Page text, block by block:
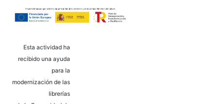
Esta actividad ha
recibido una ayuda
para la
modernización de las
librerías